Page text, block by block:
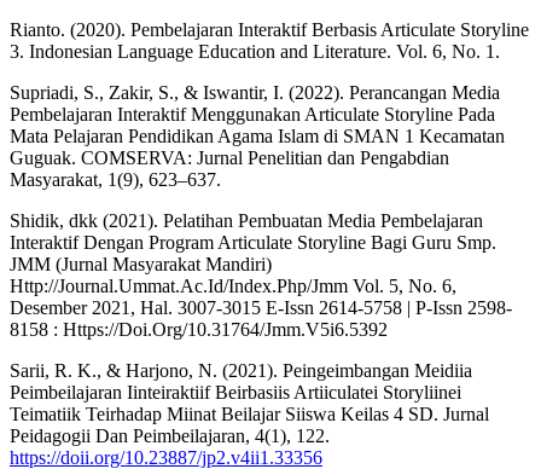
Rianto. (2020). Pembelajaran Interaktif Berbasis Articulate Storyline
3. Indonesian Language Education and Literature. Vol. 6, No. 1.
Supriadi, S., Zakir, S., & Iswantir, I. (2022). Perancangan Media
Pembelajaran Interaktif Menggunakan Articulate Storyline Pada
Mata Pelajaran Pendidikan Agama Islam di SMAN 1 Kecamatan
Guguak. COMSERVA: Jurnal Penelitian dan Pengabdian
Masyarakat, 1(9), 623–637.
Shidik, dkk (2021). Pelatihan Pembuatan Media Pembelajaran
Interaktif Dengan Program Articulate Storyline Bagi Guru Smp.
JMM (Jurnal Masyarakat Mandiri)
Http://Journal.Ummat.Ac.Id/Index.Php/Jmm Vol. 5, No. 6,
Desember 2021, Hal. 3007-3015 E-Issn 2614-5758 | P-Issn 2598-
8158 : Https://Doi.Org/10.31764/Jmm.V5i6.5392
Sarii, R. K., & Harjono, N. (2021). Peingeimbangan Meidiia
Peimbeilajaran Iinteiraktiif Beirbasiis Artiiculatei Storyliinei
Teimatiik Teirhadap Miinat Beilajar Siiswa Keilas 4 SD. Jurnal
Peidagogii Dan Peimbeilajaran, 4(1), 122.
https://doii.org/10.23887/jp2.v4ii1.33356